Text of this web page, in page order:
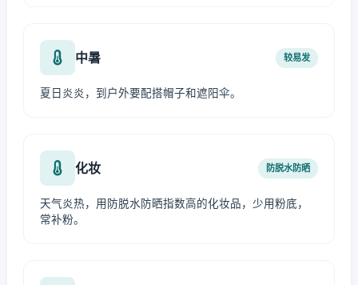
中暑 较易发
夏日炎炎，到户外要配搭帽子和遮阳伞。
化妆 防脱水防晒
天气炎热，用防脱水防晒指数高的化妆品，少用粉底，
常补粉。